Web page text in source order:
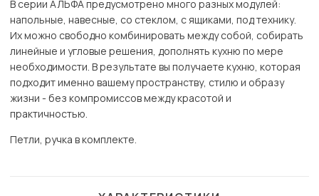
В серии АЛЬФА предусмотрено много разных модулей:
напольные, навесные, со стеклом, с ящиками, под технику.
Их можно свободно комбинировать между собой, собирать
линейные и угловые решения, дополнять кухню по мере
необходимости. В результате вы получаете кухню, которая
подходит именно вашему пространству, стилю и образу
жизни - без компромиссов между красотой и
практичностью.
Петли, ручка в комплекте.